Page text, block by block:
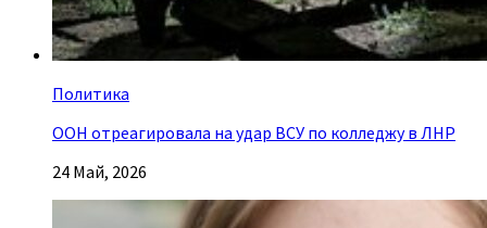
Политика
ООН отреагировала на удар ВСУ по колледжу в ЛНР
24 Май, 2026